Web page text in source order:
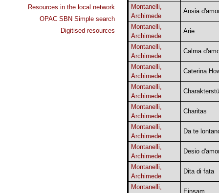
Resources in the local network
OPAC SBN Simple search
Digitised resources
Montanelli,
Archimede
Ansia
Montanelli,
Archimede
Arie
Montanelli,
Archimede
Calma
Montanelli,
Archimede
Caterina
Montanelli,
Archimede
Montanelli,
Archimede
Charitas
Montanelli,
Archimede
Da te
Montanelli,
Archimede
Desio
Montanelli,
Archimede
Dita di fata
Montanelli,
Einsam